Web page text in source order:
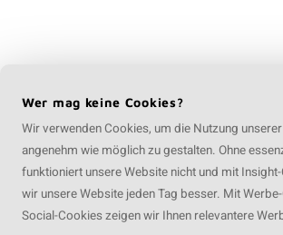
Wer mag keine Cookies?
Wir verwenden Cookies, um die Nutzung
angenehm wie möglich zu gestalten. Ohne
funktioniert unsere Website nicht und mit
wir unsere Website jeden Tag besser. Mit
Social-Cookies zeigen wir Ihnen relevantere